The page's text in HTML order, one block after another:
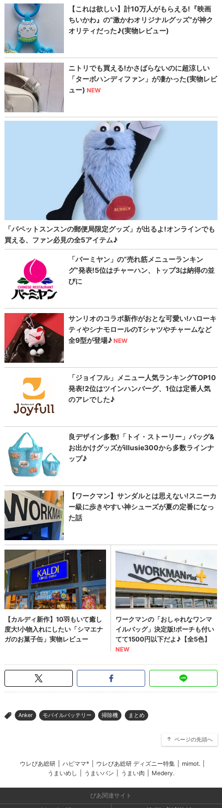
> Anker モバイルバッテリー 掃除機 まとめ
ページの先頭へ
ウレぴあ総研 ハピママ* ウレぴあ総研 ディズニー特集 mimot.
うまいめし
うまいパン うまい肉 Medery.
ぴあ関連サイト